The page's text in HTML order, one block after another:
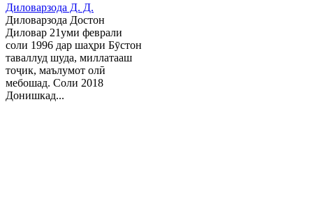
Диловарзода Д. Д.
Диловарзода Достон
Диловар 21уми феврали
соли 1996 дар шаҳри Бӯстон
таваллуд шуда, миллатааш
тоҷик, маълумот олӣ
мебошад. Соли 2018
Донишкад...